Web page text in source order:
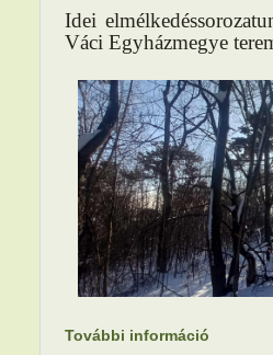
Idei
Váci Egyházmegye
További információ